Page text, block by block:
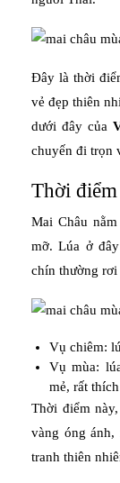
Đây là thời
vẻ đẹp thiên
dưới đây của
chuyến đi trọn
Thời
Mai Châu
mỡ. Lúa ở
chín thường rơi
Vụ chiêm:
Vụ mùa:
mẻ, rất
Thời điểm
vàng óng ánh,
tranh thiên